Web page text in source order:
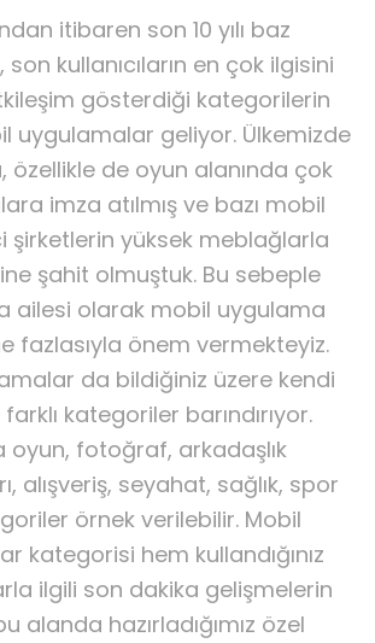
itibaren son 10 yılı baz
son kullanıcıların en çok ilgisini
gösterdiği kategorilerin
uygulamalar geliyor. Ülkemizde
özellikle de oyun alanında çok
imza atılmış ve bazı mobil
şirketlerin yüksek meblağlarla
şahit olmuştuk. Bu sebeple
ailesi olarak mobil uygulama
fazlasıyla önem vermekteyiz.
da bildiğiniz üzere kendi
kategoriler barındırıyor.
oyun, fotoğraf, arkadaşlık
alışveriş, seyahat, sağlık, spor
örnek verilebilir. Mobil
kategorisi hem kullandığınız
ilgili son dakika gelişmelerin
alanda hazırladığımız özel